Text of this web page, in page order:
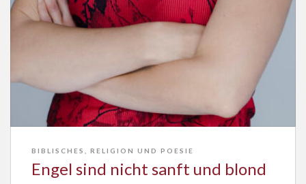
BIBLISCHES RELIGION UND POESIE
Engel sind nicht sanft und blond